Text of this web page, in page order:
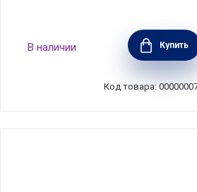
Кастрюля Роял 8,1 л, 26
633123VY6626
В наличии Купить
Код товара: